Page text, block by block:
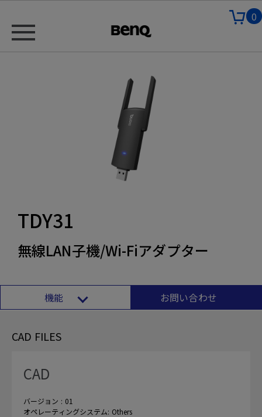
0
TDY31
無線LAN子機/Wi-Fiアダプター
機能 お問い合わせ
CAD FILES
CAD
バージョン : 01
オペレーティングシステム: Others